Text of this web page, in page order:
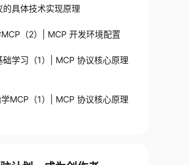
的具体技术实现原理
（2）| MCP 开发环境配置
础学习（1）| MCP 协议核心原理
MCP（1）| MCP 协议核心原理